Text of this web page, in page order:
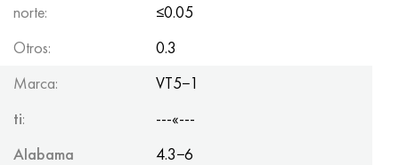
norte:
≤0.05
Otros:
0.3
Marca:
VT5−1
ti:
---«---
Alabama
4.3−6